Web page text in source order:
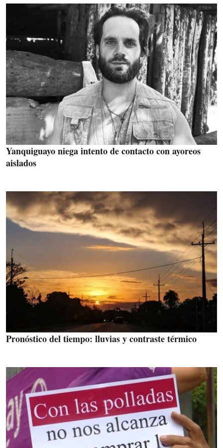
Yanquiguayo niega intento de contacto con ayoreos
aislados
Pronóstico del tiempo: lluvias y contraste térmico